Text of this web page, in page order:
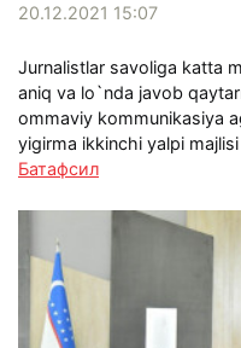
20.12.2021 15:07
Jurnalistlar savoliga katta
aniq va lo`nda javob
ommaviy kommunikasiya
yigirma ikkinchi yalpi
Батафсил